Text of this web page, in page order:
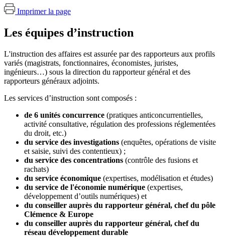
Imprimer la page
Les équipes d’instruction
L'instruction des affaires est assurée par des rapporteurs aux profils
variés (magistrats, fonctionnaires, économistes, juristes,
ingénieurs…) sous la direction du rapporteur général et des
rapporteurs généraux adjoints.
Les services d’instruction sont composés :
de 6 unités concurrence (pratiques anticoncurrentielles,
activité consultative, régulation des professions réglementées
du droit, etc.)
du service des investigations (enquêtes, opérations de visite
et saisie, suivi des contentieux) ;
du service des concentrations (contrôle des fusions et
rachats)
du service économique (expertises, modélisation et études)
du service de l'économie numérique (expertises,
développement d’outils numériques) et
du conseiller auprès du rapporteur général, chef du pôle
Clémence & Europe
du conseiller auprès du rapporteur général, chef du
réseau développement durable